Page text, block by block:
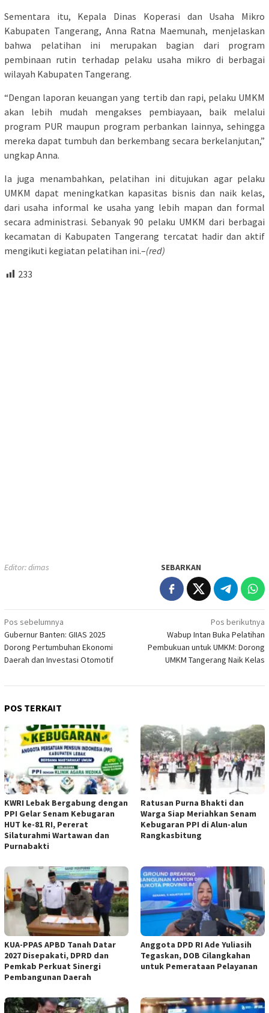
Sementara itu, Kepala Dinas Koperasi dan Usaha Mikro
Kabupaten Tangerang, Anna Ratna Maemunah, menjelaskan
bahwa pelatihan ini merupakan bagian dari program
pembinaan rutin terhadap pelaku usaha mikro di berbagai
wilayah Kabupaten Tangerang.
“Dengan laporan keuangan yang tertib dan rapi, pelaku UMKM
akan lebih mudah mengakses pembiayaan, baik melalui
program PUR maupun program perbankan lainnya, sehingga
mereka dapat tumbuh dan berkembang secara berkelanjutan,”
ungkap Anna.
Ia juga menambahkan, pelatihan ini ditujukan agar pelaku
UMKM dapat meningkatkan kapasitas bisnis dan naik kelas,
dari usaha informal ke usaha yang lebih mapan dan formal
secara administrasi. Sebanyak 90 pelaku UMKM dari berbagai
kecamatan di Kabupaten Tangerang tercatat hadir dan aktif
mengikuti kegiatan pelatihan ini.–(red)
233
Editor: dimas SEBARKAN
Navigasi
pos
Pos sebelumnya
Gubernur Banten: GIIAS 2025
Dorong Pertumbuhan Ekonomi
Daerah dan Investasi Otomotif
Pos berikutnya
Wabup Intan Buka Pelatihan
Pembukuan untuk UMKM: Dorong
UMKM Tangerang Naik Kelas
POS TERKAIT
KWRI Lebak Bergabung dengan
PPI Gelar Senam Kebugaran
HUT ke-81 RI, Pererat
Silaturahmi Wartawan dan
Purnabakti
Ratusan Purna Bhakti dan
Warga Siap Meriahkan Senam
Kebugaran PPI di Alun-alun
Rangkasbitung
KUA-PPAS APBD Tanah Datar
2027 Disepakati, DPRD dan
Pemkab Perkuat Sinergi
Pembangunan Daerah
Anggota DPD RI Ade Yuliasih
Tegaskan, DOB Cilangkahan
untuk Pemerataan Pelayanan